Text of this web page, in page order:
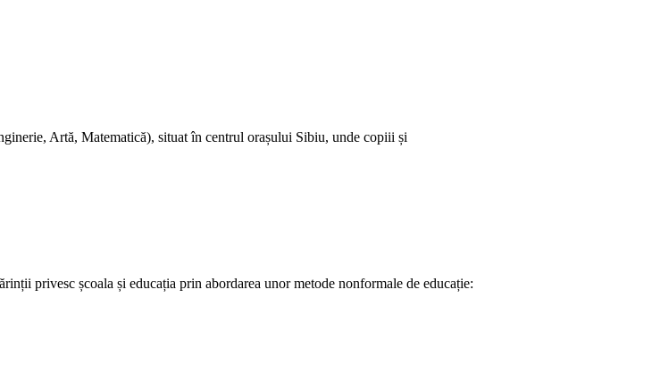
Artă, Matematică), situat în centrul orașului Sibiu, unde copiii și
privesc școala și educația prin abordarea unor metode nonformale de educație: